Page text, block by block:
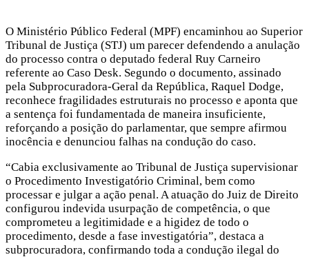
O Ministério Público Federal (MPF) encaminhou ao Superior
Tribunal de Justiça (STJ) um parecer defendendo a anulação
do processo contra o deputado federal Ruy Carneiro
referente ao Caso Desk. Segundo o documento, assinado
pela Subprocuradora-Geral da República, Raquel Dodge,
reconhece fragilidades estruturais no processo e aponta que
a sentença foi fundamentada de maneira insuficiente,
reforçando a posição do parlamentar, que sempre afirmou
inocência e denunciou falhas na condução do caso.
“Cabia exclusivamente ao Tribunal de Justiça supervisionar
o Procedimento Investigatório Criminal, bem como
processar e julgar a ação penal. A atuação do Juiz de Direito
configurou indevida usurpação de competência, o que
comprometeu a legitimidade e a higidez de todo o
procedimento, desde a fase investigatória”, destaca a
subprocuradora, confirmando toda a condução ilegal do